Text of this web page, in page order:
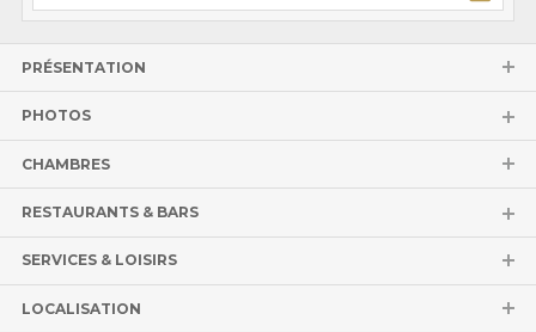
PRÉSENTATION
PHOTOS
CHAMBRES
RESTAURANTS & BARS
SERVICES & LOISIRS
LOCALISATION